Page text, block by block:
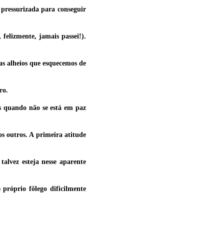
para conseguir
jamais passei!).
alheios que esquecemos de
não se está em paz
outros. A primeira atitude
esteja nesse aparente
próprio fôlego dificilmente